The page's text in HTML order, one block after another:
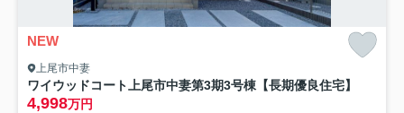
NEW
上尾市中妻
ワイウッドコート上尾市中妻第3期3号棟【長期優良住宅】
4,998万円